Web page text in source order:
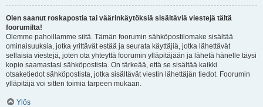
Olen saanut roskapostia tai väärinkäytöksiä sisältäviä viestejä tältä
foorumilta!
Olemme pahoillamme siitä. Tämän foorumin sähköpostilomake sisältää
ominaisuuksia, jotka yrittävät estää ja seurata käyttäjiä, jotka lähettävät
sellaisia viestejä, joten ota yhteyttä foorumin ylläpitäjään ja lähetä hänelle täysi
kopio saamastasi sähköpostista. On tärkeää, että se sisältää kaikki
otsaketiedot sähköpostista, jotka sisältävät viestin lähettäjän tiedot. Foorumin
ylläpitäjä voi sitten toimia tarpeen mukaan.
Ylös